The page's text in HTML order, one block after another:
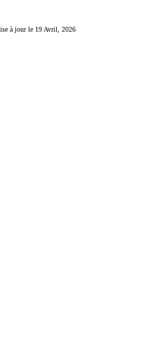
à jour le 19 Avril, 2026